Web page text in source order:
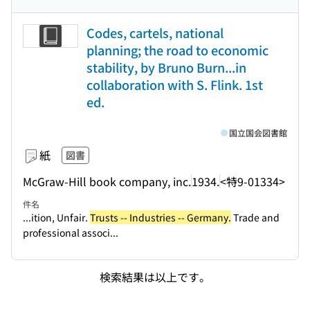
Codes, cartels, national
planning; the road to economic
stability, by Bruno Burn...in
collaboration with S. Flink. 1st
ed.
紙 図書
McGraw-Hill book company, inc.1934.<特9-01334>
国立国会図書館
件名
...ition, Unfair. Trusts -- Industries -- Germany. Trade and
professional associ...
検索結果は以上です。